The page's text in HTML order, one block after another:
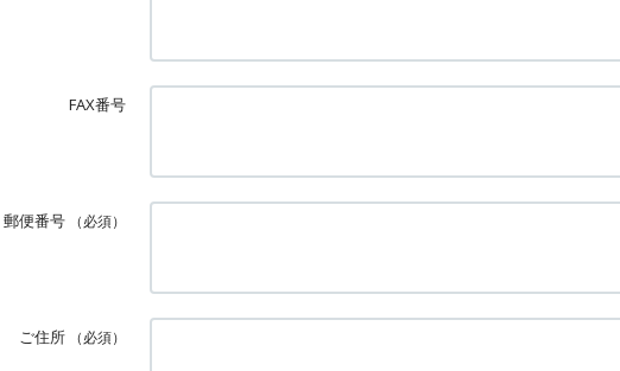
FAX番号
郵便番号 （必須）
ご住所 （必須）